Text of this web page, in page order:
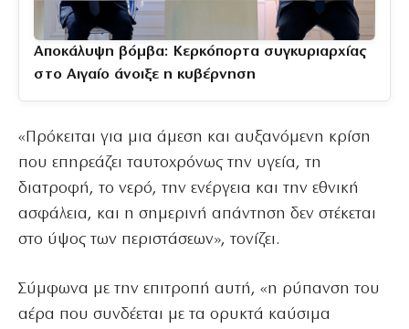
Αποκάλυψη βόμβα: Κερκόπορτα συγκυριαρχίας
στο Αιγαίο άνοιξε η κυβέρνηση
«Πρόκειται για μια άμεση και αυξανόμενη κρίση
που επηρεάζει ταυτοχρόνως την υγεία, τη
διατροφή, το νερό, την ενέργεια και την εθνική
ασφάλεια, και η σημερινή απάντηση δεν στέκεται
στο ύψος των περιστάσεων», τονίζει.
Σύμφωνα με την επιτροπή αυτή, «η ρύπανση του
αέρα που συνδέεται με τα ορυκτά καύσιμα